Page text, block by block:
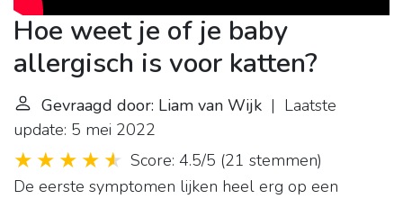
Hoe weet je of je baby
allergisch is voor katten?
Gevraagd door: Liam van Wijk | Laatste
update: 5 mei 2022
Score: 4.5/5 (21 stemmen)
De eerste symptomen lijken heel erg op een